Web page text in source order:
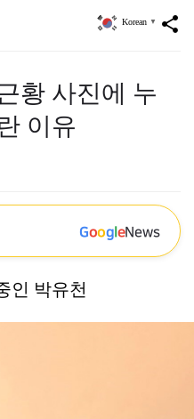
share
Korean ▼
황 사진에 누
이유
GoogleNews
인 박유천